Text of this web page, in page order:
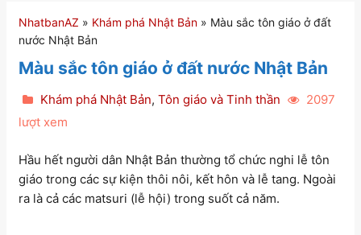
NhatbanAZ » Khám phá Nhật Bản » Màu sắc tôn giáo ở đất
nước Nhật Bản
Màu sắc tôn giáo ở đất nước Nhật Bản
Khám phá Nhật Bản, Tôn giáo và Tinh thần
2097
lượt xem
Hầu hết người dân Nhật Bản thường tổ chức nghi lễ tôn
giáo trong các sự kiện thôi nôi, kết hôn và lễ tang. Ngoài
ra là cả các matsuri (lễ hội) trong suốt cả năm.